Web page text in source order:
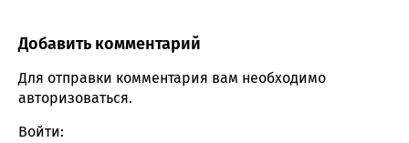
Comment section
Добавить комментарий
Для отправки комментария вам необходимо
авторизоваться.
Войти: